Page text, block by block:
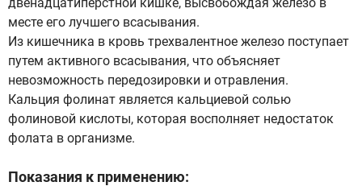
двенадцатиперстной кишке, высвобождая железо в
месте его лучшего всасывания.
Из кишечника в кровь трехвалентное железо поступает
путем активного всасывания, что объясняет
невозможность передозировки и отравления.
Кальция фолинат является кальциевой солью
фолиновой кислоты, которая восполняет недостаток
фолата в организме.
Показания к применению: